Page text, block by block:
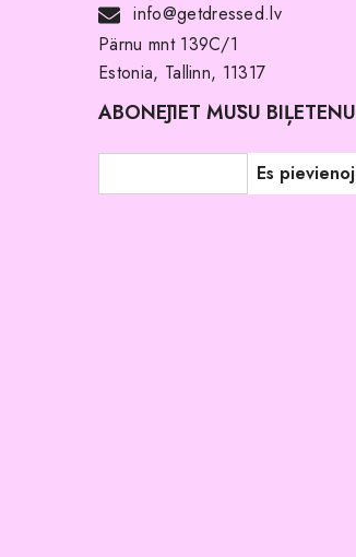
info@getdressed.lv
Pärnu mnt 139C/1
Estonia, Tallinn, 11317
ABONĒJIET MŪSU BIĻETENU